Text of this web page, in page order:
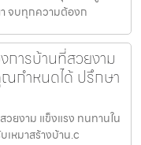
จบทุกความต้องก
ารบ้านที่สวยงาม
กำหนดได้ ปรึกษา
ยงาม แข็งแรง ทนทานใน
หมาสร้างบ้าน.c